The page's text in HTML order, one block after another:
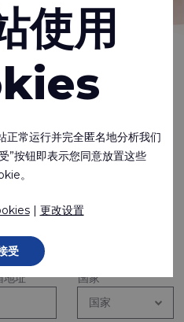
注并注
讯
地址* 国家*
使用
常运行并完全匿名地分析我们
”按钮即表示您同意放置这些
。
| 更改设置
受